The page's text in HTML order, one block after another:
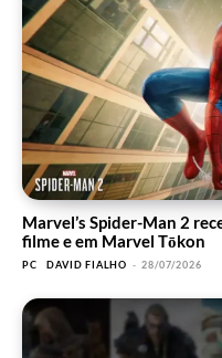
Marvel’s Spider-Man 2
filme e em Marvel Tōkon
PC DAVID FIALHO - 28/07/2026